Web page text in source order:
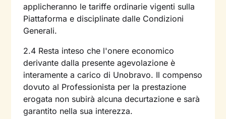
applicheranno le tariffe ordinarie vigenti sulla
Piattaforma e disciplinate dalle Condizioni
Generali.
2.4 Resta inteso che l'onere economico
derivante dalla presente agevolazione è
interamente a carico di Unobravo. Il compenso
dovuto al Professionista per la prestazione
erogata non subirà alcuna decurtazione e sarà
garantito nella sua interezza.